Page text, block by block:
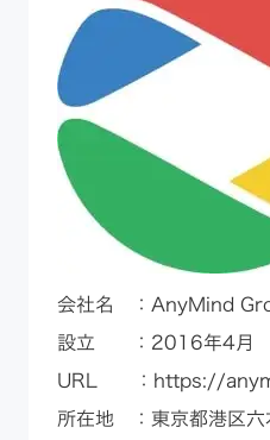
会社名 ：AnyMind
設立 ：2016年4月
URL ： https://
所在地 ：東京都港区